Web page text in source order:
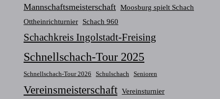
Mannschaftsmeisterschaft Moosburg spielt Schach
Ottheinrichturnier Schach 960
Schachkreis Ingolstadt-Freising
Schnellschach-Tour 2025
Schnellschach-Tour 2026 Schulschach Senioren
Vereinsmeisterschaft Vereinsturnier